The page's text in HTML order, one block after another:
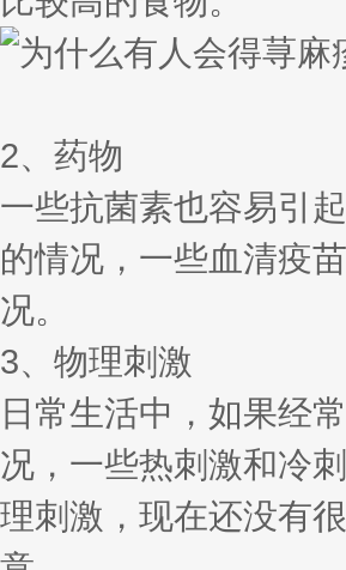
2、药物
一些抗菌素也容易引
的情况，一些血清疫
况。
3、物理刺激
日常生活中，如果经
况，一些热刺激和冷
理刺激，现在还没有